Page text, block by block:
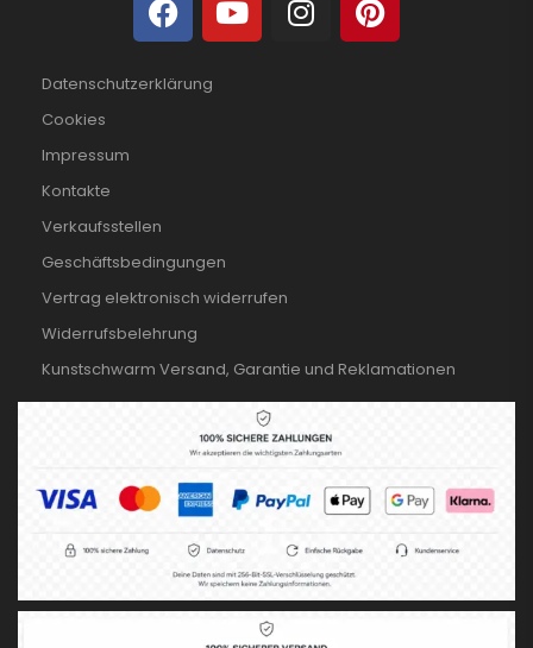
Datenschutzerklärung
Cookies
Impressum
Kontakte
Verkaufsstellen
Geschäftsbedingungen
Vertrag elektronisch widerrufen
Widerrufsbelehrung
Kunstschwarm Versand, Garantie und Reklamationen